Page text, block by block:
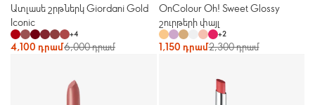
Ատլասե շրթներկ Giordani Gold
Iconic
+4
4,100 դրամ6,000 դրամ
OnColour Oh! Sweet Glossy
շուրթերի փայլ
+2
1,150 դրամ2,300 դրամ